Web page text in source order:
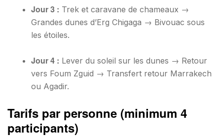
Jour 3 : Trek et caravane de chameaux →
Grandes dunes d’Erg Chigaga → Bivouac sous
les étoiles.
Jour 4 : Lever du soleil sur les dunes → Retour
vers Foum Zguid → Transfert retour Marrakech
ou Agadir.
Tarifs par personne (minimum 4
participants)